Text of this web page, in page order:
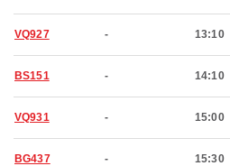
VQ927 - 13:10
BS151 - 14:10
VQ931 - 15:00
BG437 - 15:30